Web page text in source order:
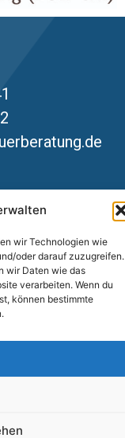
wir Technologien wie
oder darauf zuzugreifen.
wir Daten wie das
verarbeiten. Wenn du
können bestimmte